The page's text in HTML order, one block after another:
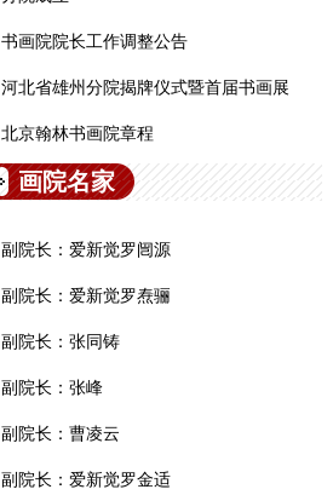
书画院院长工作调整公告
河北省雄州分院揭牌仪式暨首届书画展
北京翰林书画院章程
画院名家
副院长：爱新觉罗闿源
副院长：爱新觉罗焘骊
副院长：张同铸
副院长：张峰
副院长：曹凌云
副院长：爱新觉罗金适